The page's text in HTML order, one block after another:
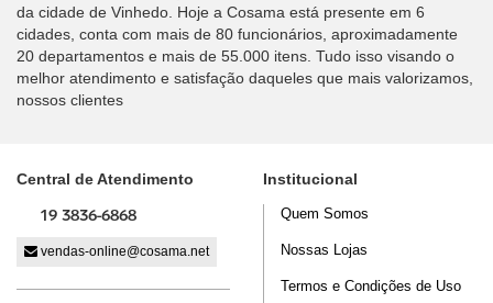
da cidade de Vinhedo. Hoje a Cosama está presente em 6
cidades, conta com mais de 80 funcionários, aproximadamente
20 departamentos e mais de 55.000 itens. Tudo isso visando o
melhor atendimento e satisfação daqueles que mais valorizamos,
nossos clientes
Central de Atendimento
19 3836-6868
vendas-online@cosama.net
Institucional
Quem Somos
Nossas Lojas
Termos e Condições de Uso